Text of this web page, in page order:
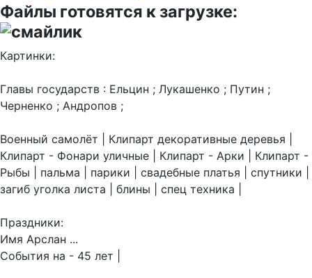
Файлы готовятся к загрузке:
Картинки:
Главы государств : Ельцин ; Лукашенко ; Путин ;
Черненко ; Андропов ;
Военный самолёт | Клипарт декоративные деревья |
Клипарт - Фонари уличные | Клипарт - Арки | Клипарт -
Рыбы | пальма | парики | свадебные платья | спутники |
загиб уголка листа | блины | спец техника |
Праздники:
Имя Арслан ...
События на - 45 лет |